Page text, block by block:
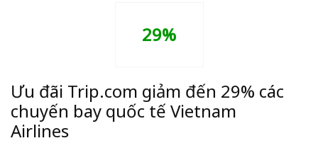
29%
Ưu đãi Trip.com giảm đến 29% các
chuyến bay quốc tế Vietnam
Airlines